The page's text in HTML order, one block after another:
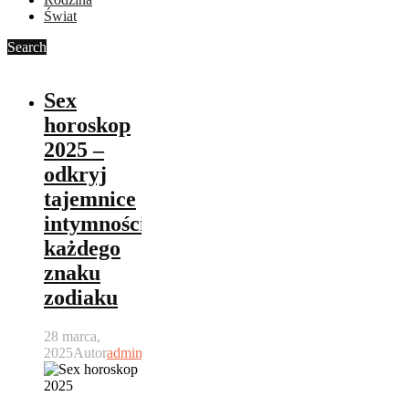
Świat
Search
Sex
horoskop
2025 –
odkryj
tajemnice
intymności
każdego
znaku
zodiaku
28 marca,
2025Autoradmin